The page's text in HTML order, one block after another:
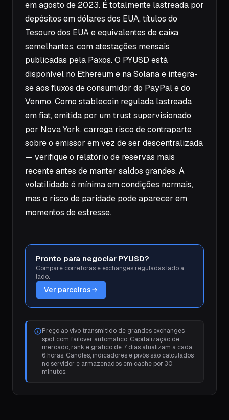
em agosto de 2023. É totalmente lastreada por
depósitos em dólares dos EUA, títulos do
Tesouro dos EUA e equivalentes de caixa
semelhantes, com atestações mensais
publicadas pela Paxos. O PYUSD está
disponível no Ethereum e na Solana e integra-
se aos fluxos de consumidor do PayPal e do
Venmo. Como stablecoin regulada lastreada
em fiat, emitida por um trust supervisionado
por Nova York, carrega risco de contraparte
sobre o emissor em vez de ser descentralizada
— verifique o relatório de reservas mais
recente antes de manter saldos grandes. A
volatilidade é mínima em condições normais,
mas o risco de paridade pode aparecer em
momentos de estresse.
Pronto para negociar PYUSD?
Compare corretoras e exchanges reguladas lado a
lado.
Ver parceiros
Preço ao vivo transmitido de grandes exchanges
spot com failover automático. Capitalização de
mercado, rank e gráfico de 7 dias atualizam a cada
6 horas. Candles, indicadores e pivôs são calculados
no servidor e armazenados em cache por 30
minutos.